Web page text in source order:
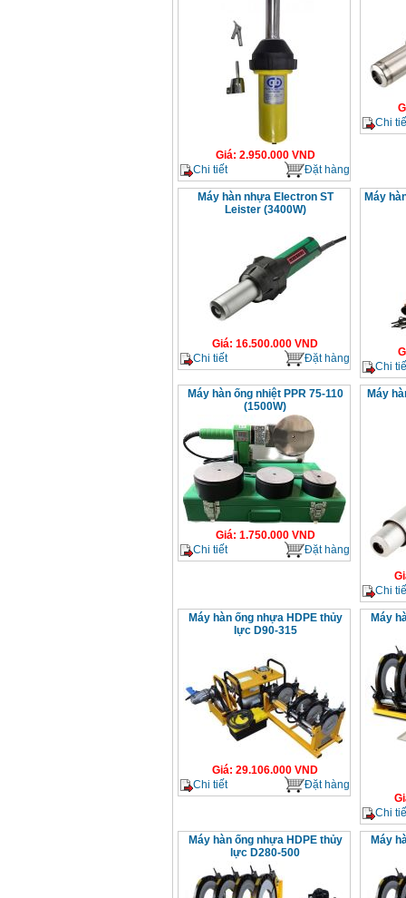
Giá: 2.950.000VND
Chi tiết
Đặt hàng
Chi
Máy hàn nhựa Electron ST
Leister (3400W)
Giá: 16.500.000 VND
Chi tiết
Đặt hàng
Máy
Chi
Máy hàn ống nhiệt PPR 75-110
(1500W)
Giá: 1.750.000VND
Chi tiết
Đặt hàng
Máy
Chi
Máy hàn ống nhựa HDPE thủy
lực D90-315
Giá: 29.106.000 VND
Chi tiết
Đặt hàng
Máy
Chi
Máy hàn ống nhựa HDPE thủy
lực D280-500
Máy